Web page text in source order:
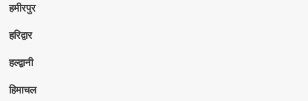
हमीरपुर
हरिद्वार
हल्द्वानी
हिमाचल